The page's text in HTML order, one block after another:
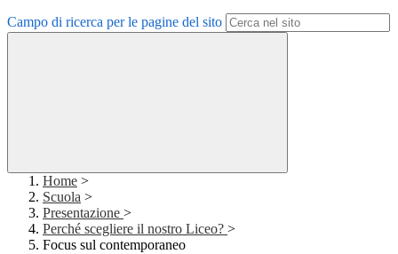
Campo di ricerca per le pagine del sito
Home >
Scuola >
Presentazione >
Perché scegliere il nostro Liceo? >
Focus sul contemporaneo